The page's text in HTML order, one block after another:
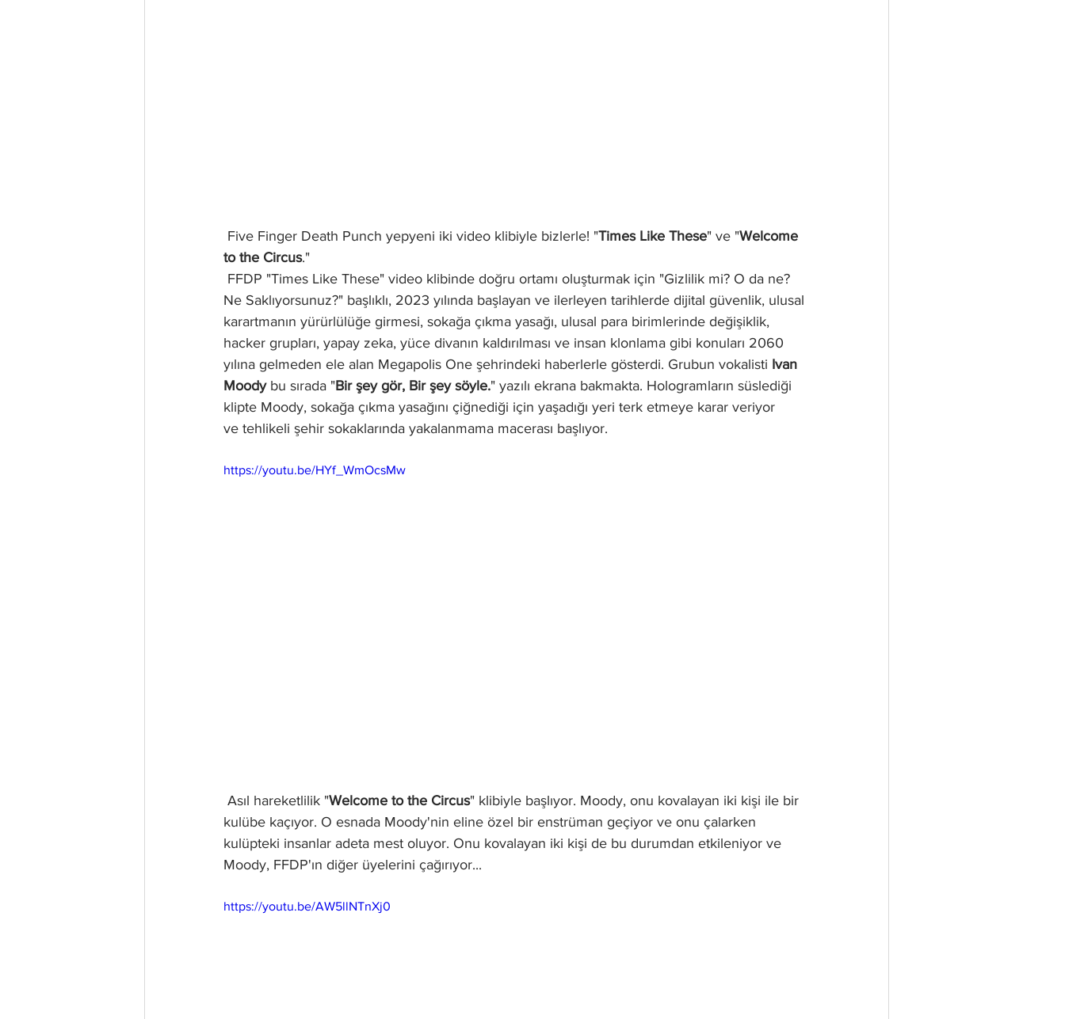
Five Finger Death Punch yepyeni iki video klibiyle bizlerle! "Times Like These" ve "Welcome
to the Circus."
Ne Saklıyorsunuz?" başlıklı, 2023 yılında başlayan ve ilerleyen tarihlerde dijital güvenlik, ulusal
karartmanın yürürlülüğe girmesi, sokağa çıkma yasağı, ulusal para birimlerinde değişiklik,
hacker grupları, yapay zeka, yüce divanın kaldırılması ve insan klonlama gibi konuları 2060
yılına gelmeden ele alan Megapolis One şehrindeki haberlerle gösterdi. Grubun vokalisti Ivan
Moody bu sırada "Bir şey gör, Bir şey söyle." yazılı ekrana bakmakta. Hologramların süslediği
klipte Moody, sokağa çıkma yasağını çiğnediği için yaşadığı yeri terk etmeye karar veriyor
ve tehlikeli şehir sokaklarında yakalanmama macerası başlıyor.
https://youtu.be/HYf_WmOcsMw
Asıl hareketlilik "Welcome to the Circus" klibiyle başlıyor. Moody, onu kovalayan iki kişi ile bir
kulübe kaçıyor. O esnada Moody'nin eline özel bir enstrüman geçiyor ve onu çalarken
kulüpteki insanlar adeta mest oluyor. Onu kovalayan iki kişi de bu durumdan etkileniyor ve
Moody, FFDP'ın diğer üyelerini çağırıyor...
https://youtu.be/AW5llNTnXj0